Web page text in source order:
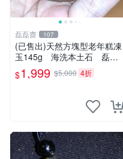
磊磊齋 107
(已售出)天然方塊型老年糕凍
玉145g 海洗本土石 磊磊
齋寄石代客製石雕研磨拋光藍
寶東玉東海岸心臟石黑年糕玉
$1,999 $5,000 4折